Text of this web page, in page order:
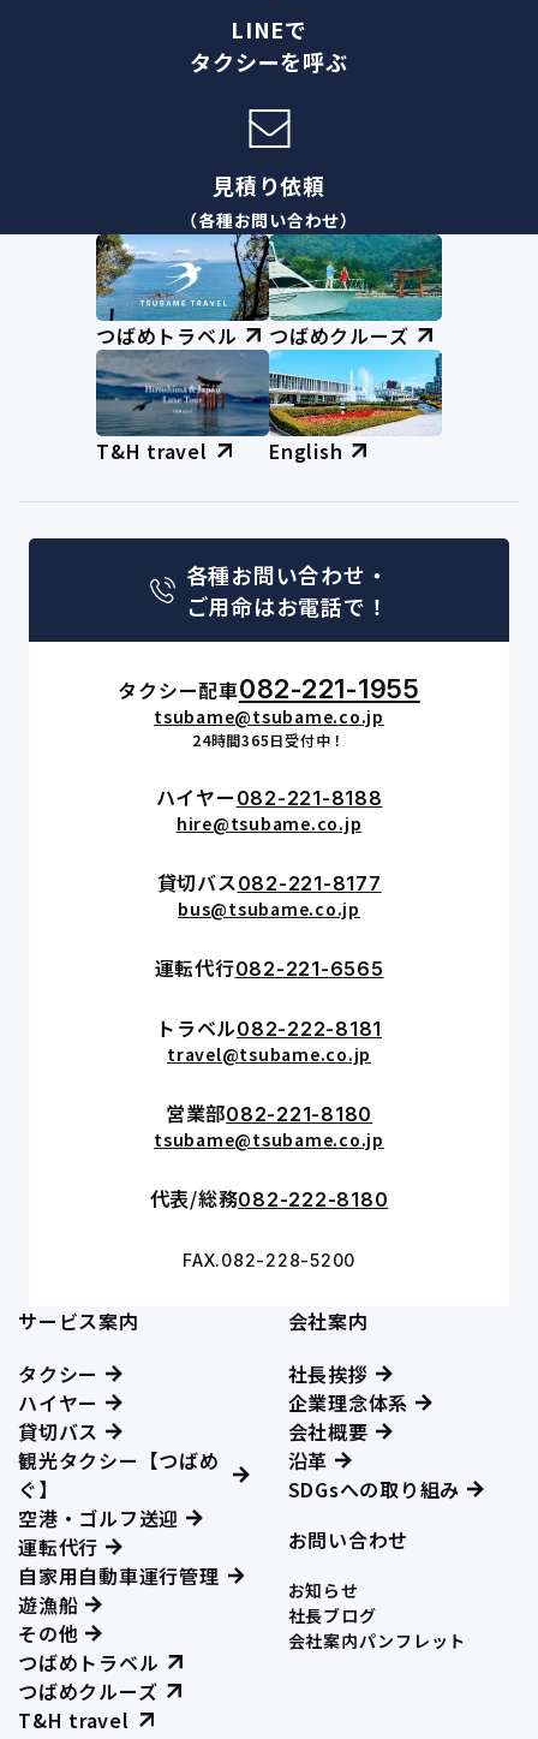
LINEで
タクシーを呼ぶ
見積り依頼
（各種お問い合わせ）
つばめトラベル つばめクルーズ
T&H travel English
各種お問い合わせ・
ご用命はお電話で！
タクシー配車082-221-1955
tsubame@tsubame.co.jp
24時間365日受付中！
ハイヤー 082-221-8188
hire@tsubame.co.jp
貸切バス082-221-8177
bus@tsubame.co.jp
運転代行082-221-6565
トラベル082-222-8181
travel@tsubame.co.jp
営業部082-221-8180
tsubame@tsubame.co.jp
代表/総務082-222-8180
FAX.082-228-5200
サービス案内
タクシー
ハイヤー
貸切バス
観光タクシー【つばめ
ぐ】
空港・ゴルフ送迎
運転代行
自家用自動車運行管理
遊漁船
その他
つばめトラベル
つばめクルーズ
T&H travel
会社案内
社長挨拶
企業理念体系
会社概要
沿革
SDGsへの取り組み
お問い合わせ
お知らせ
社長ブログ
会社案内パンフレット